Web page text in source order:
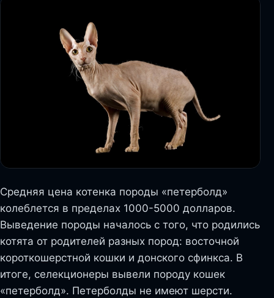
Средняя цена котенка породы «петерболд»
колеблется в пределах 1000-5000 долларов.
Выведение породы началось с того, что родились
котята от родителей разных пород: восточной
короткошерстной кошки и донского сфинкса. В
итоге, селекционеры вывели породу кошек
«петерболд». Петерболды не имеют шерсти.